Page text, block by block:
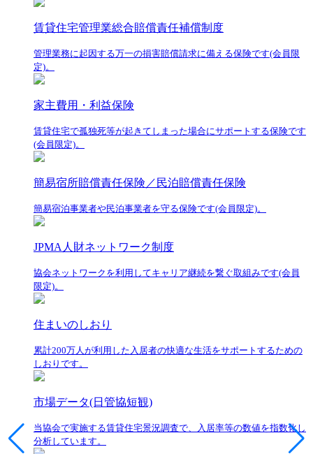
賃貸住宅管理業総合賠償責任補償制度
管理業務に起因する万一の損害賠償請求に備える保険です(会員限
定)。
家主費用・利益保険
賃貸住宅で孤独死等が起きてしまった場合にサポートする保険です
(会員限定)。
簡易宿所賠償責任保険／民泊賠償責任保険
簡易宿泊事業者や民泊事業者を守る保険です(会員限定)。
JPMA人財ネットワーク制度
協会ネットワークを利用してキャリア継続を繋ぐ取組みです(会員
限定)。
住まいのしおり
累計200万人が利用した入居者の快適な生活をサポートするための
しおりです。
市場データ(日管協短観)
当協会で実施する賃貸住宅景況調査で、入居率等の数値を指数化し
分析しています。